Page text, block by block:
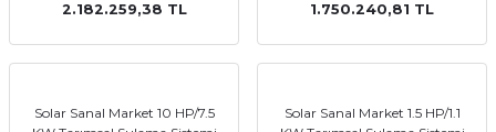
2.182.259,38 TL 1.750.240,81 TL
Solar Sanal Market 10 HP/7.5
Solar Sanal Market 1.5 HP/1.1